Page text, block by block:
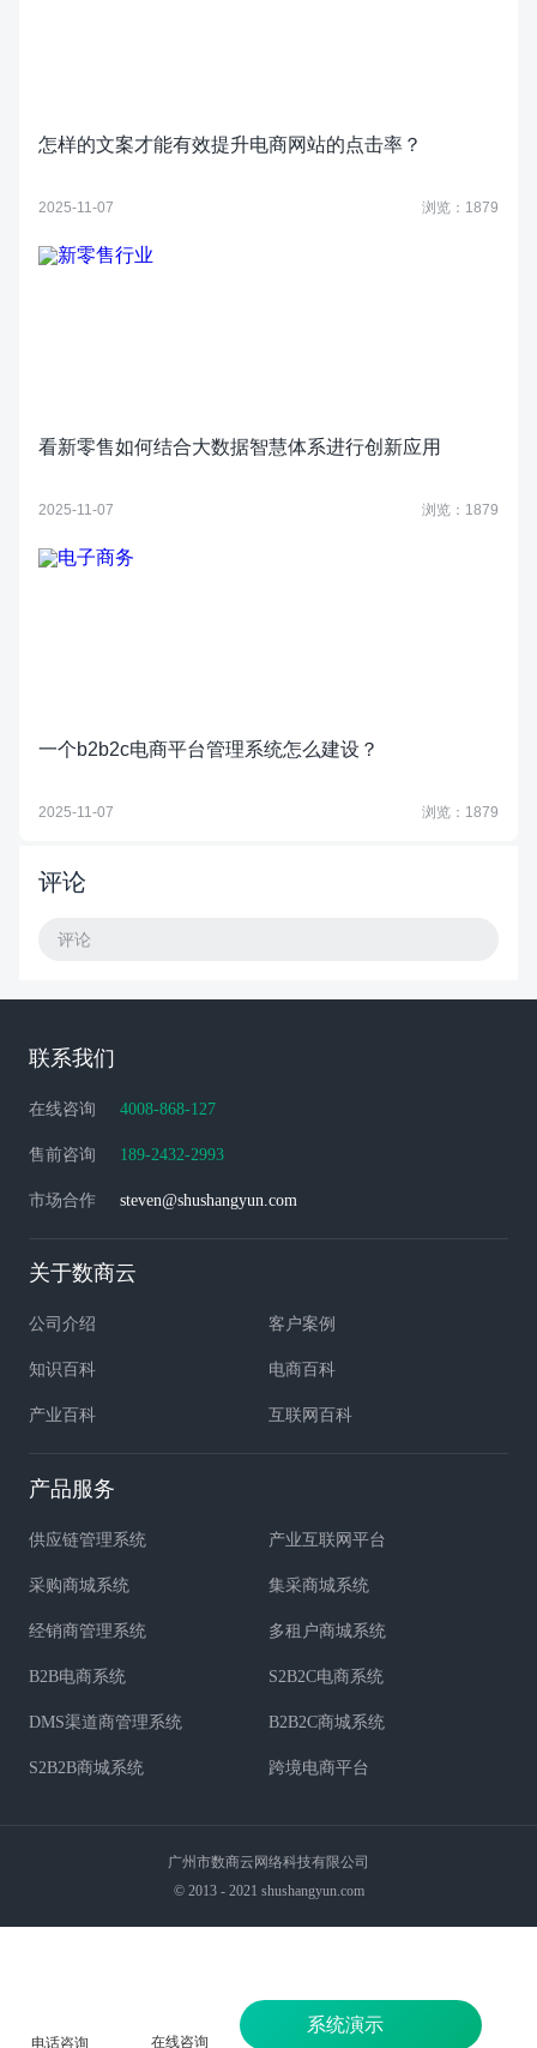
怎样的文案才能有效提升电商网站的点击率？
2025-11-07 浏览：1879
看新零售如何结合大数据智慧体系进行创新应用
2025-11-07 浏览：1879
一个b2b2c电商平台管理系统怎么建设？
2025-11-07 浏览：1879
评论
评论
联系我们
在线咨询 4008-868-127
售前咨询 189-2432-2993
市场合作 steven@shushangyun.com
关于数商云
公司介绍 客户案例
知识百科 电商百科
产业百科 互联网百科
产品服务
供应链管理系统 产业互联网平台
采购商城系统 集采商城系统
经销商管理系统 多租户商城系统
B2B电商系统 S2B2C电商系统
DMS渠道商管理系统 B2B2C商城系统
S2B2B商城系统 跨境电商平台
广州市数商云网络科技有限公司
© 2013 - 2021 shushangyun.com
电话咨询 在线咨询
系统演示